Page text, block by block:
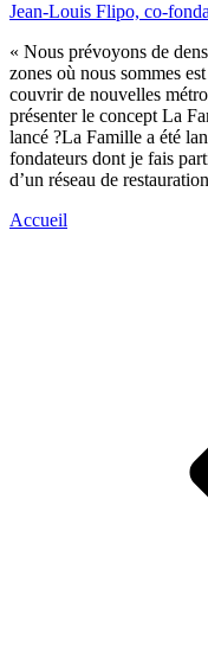
Jean-Louis Flipo, co-
« Nous prévoyons de
zones où nous sommes
couvrir de nouvelles
présenter le concept La
lancé ?La Famille a été
fondateurs dont je fais
d’un réseau de
Accueil